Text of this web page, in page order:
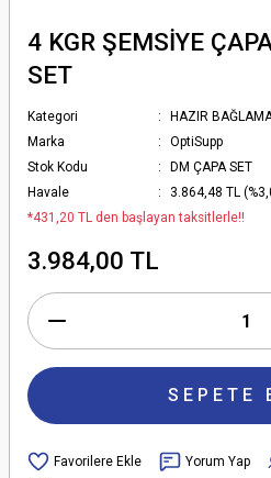
4 KGR ŞEMSİYE
SET
Kategori HAZIR
Marka
OptiSupp
Stok Kodu
DM ÇAPA SET
Havale
3.864,48 TL
*431,20 TL den başlayan taksitlerle!!
3.984,00 TL
SEPETE
Yorum Yap